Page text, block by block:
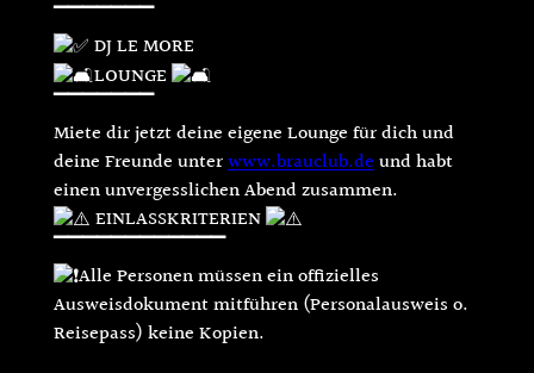
DJ LE MORE
LOUNGE
▔▔▔▔▔▔▔
Miete dir jetzt deine eigene Lounge für dich und
deine Freunde unterwww.brauclub.deund habt
einen unvergesslichen Abend zusammen.
EINLASSKRITERIEN
▔▔▔▔▔▔▔▔▔▔▔▔
Alle Personen müssen ein offizielles
Ausweisdokument mitführen (Personalausweis o.
Reisepass) keine Kopien.